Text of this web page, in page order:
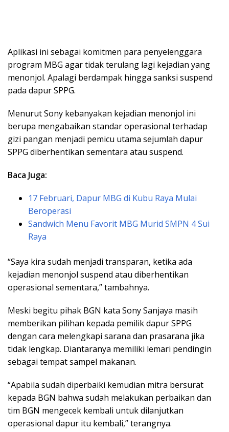
Aplikasi ini sebagai komitmen para penyelenggara
program MBG agar tidak terulang lagi kejadian yang
menonjol. Apalagi berdampak hingga sanksi suspend
pada dapur SPPG.
Menurut Sony kebanyakan kejadian menonjol ini
berupa mengabaikan standar operasional terhadap
gizi pangan menjadi pemicu utama sejumlah dapur
SPPG diberhentikan sementara atau suspend.
Baca Juga:
17 Februari, Dapur MBG di Kubu Raya Mulai
Beroperasi
Sandwich Menu Favorit MBG Murid SMPN 4 Sui
Raya
“Saya kira sudah menjadi transparan, ketika ada
kejadian menonjol suspend atau diberhentikan
operasional sementara,” tambahnya.
Meski begitu pihak BGN kata Sony Sanjaya masih
memberikan pilihan kepada pemilik dapur SPPG
dengan cara melengkapi sarana dan prasarana jika
tidak lengkap. Diantaranya memiliki lemari pendingin
sebagai tempat sampel makanan.
“Apabila sudah diperbaiki kemudian mitra bersurat
kepada BGN bahwa sudah melakukan perbaikan dan
tim BGN mengecek kembali untuk dilanjutkan
operasional dapur itu kembali,” terangnya.